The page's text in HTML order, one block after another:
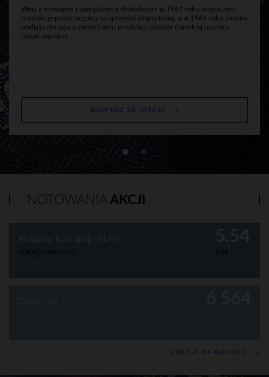
Wraz z rozwojem i specjalizacją działalności w 1961 roku rozpoczęto
produkcję przeznaczoną na sprzedaż eksportową, a w 1966 roku została
podjęta decyzja o zaniechaniu produkcji odzieży damskiej na rzecz
ubrań męskich...
DOWIEDZ SIĘ WIĘCEJ
NOTOWANIA AKCJI
VRG S.A. NA GIEŁDZIE